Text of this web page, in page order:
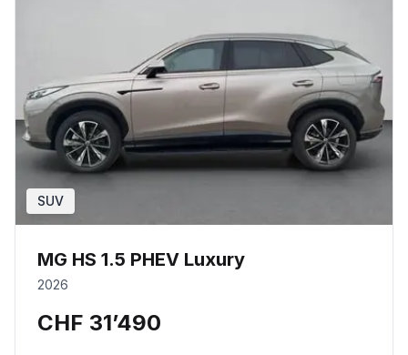
SUV
MG HS 1.5 PHEV Luxury
2026
CHF 31’490